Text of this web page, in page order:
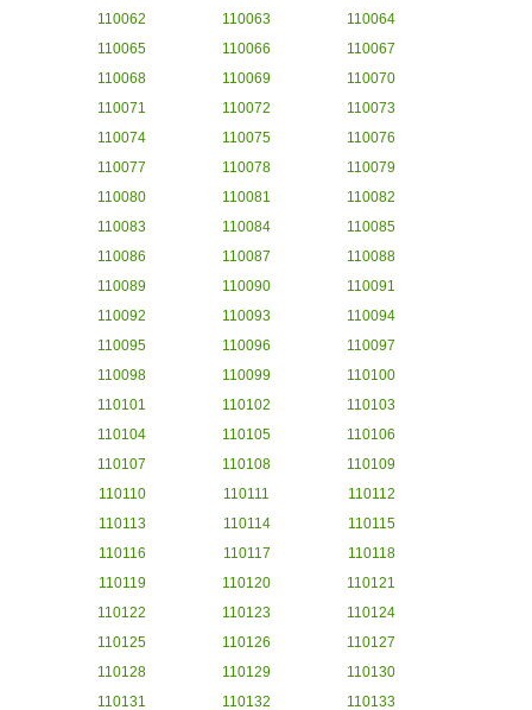
110062
110063
110064
110065
110066
110067
110068
110069
110070
110071
110072
110073
110074
110075
110076
110077
110078
110079
110080
110081
110082
110083
110084
110085
110086
110087
110088
110089
110090
110091
110092
110093
110094
110095
110096
110097
110098
110099
110100
110101
110102
110103
110104
110105
110106
110107
110108
110109
110110
110111
110112
110113
110114
110115
110116
110117
110118
110119
110120
110121
110122
110123
110124
110125
110126
110127
110128
110129
110130
110131
110132 110133